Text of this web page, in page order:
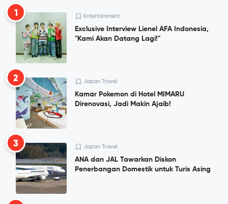
1 Entertainment
Exclusive Interview Lienel AFA Indonesia,
"Kami Akan Datang Lagi!"
2 Japan Travel
Kamar Pokemon di Hotel MIMARU
Direnovasi, Jadi Makin Ajaib!
3 Japan Travel
ANA dan JAL Tawarkan Diskon
Penerbangan Domestik untuk Turis Asing